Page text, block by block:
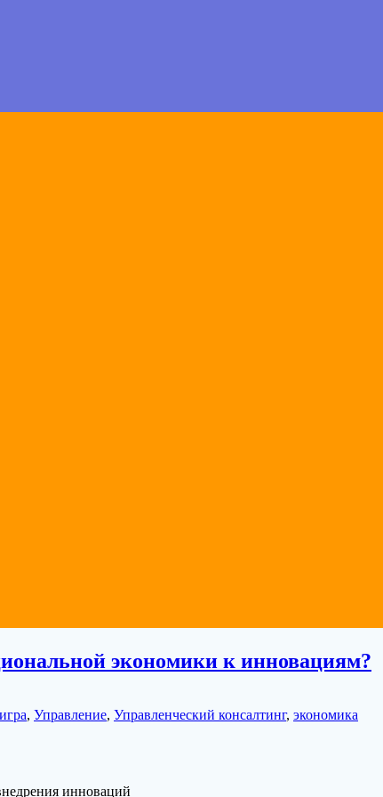
экономики к инновациям?
, Управление, Управленческий консалтинг, экономика
инноваций